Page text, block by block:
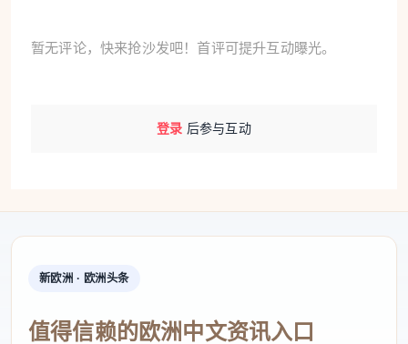
暂无评论，快来抢沙发吧！首评可提升互动曝光。
登录 后参与互动
新欧洲 · 欧洲头条
值得信赖的欧洲中文资讯入口